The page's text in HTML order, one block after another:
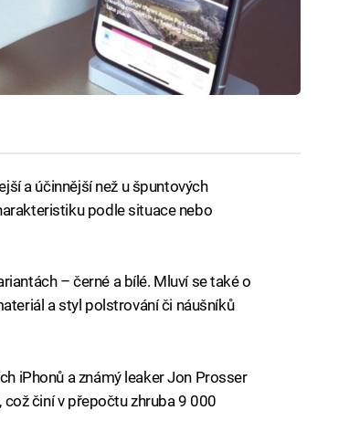
a účinnější než u špuntových
podle situace nebo
– černé a bílé. Mluví se také o
a styl polstrování či náušníků
iPhonů a známý leaker Jon Prosser
činí v přepočtu zhruba 9 000